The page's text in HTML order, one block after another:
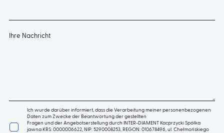
Ihre Nachricht
Ich wurde darüber informiert, dass die Verarbeitung meiner personenbezogenen
Daten zum Zwecke der Beantwortung der gestellten
Fragen und der Angebotserstellung durch INTER-DIAMENT Kacprzycki Spółka
jawna KRS: 0000006622, NIP: 5290008253, REGON: 010678496, ul. Chełmońskiego